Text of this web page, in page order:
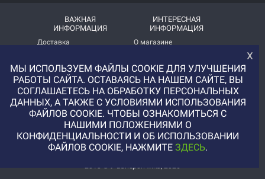
ВАЖНАЯ
ИНФОРМАЦИЯ
Доставка
Помощь
Политика
конфиденциальности
ИНТЕРЕСНАЯ
ИНФОРМАЦИЯ
О магазине
Отзывы о магазине
Услуга печати на фетре
и вопросы АП
+7 (977) 329-12-08
info@uvaleronchika.ru
2013 © У Валерончика, 2026
х
МЫ ИСПОЛЬЗУЕМ ФАЙЛЫ COOKIE ДЛЯ УЛУЧШЕНИЯ
РАБОТЫ САЙТА. ОСТАВАЯСЬ НА НАШЕМ САЙТЕ, ВЫ
СОГЛАШАЕТЕСЬ НА ОБРАБОТКУ ПЕРСОНАЛЬНЫХ
ДАННЫХ, А ТАКЖЕ С УСЛОВИЯМИ ИСПОЛЬЗОВАНИЯ
ФАЙЛОВ COOKIE. ЧТОБЫ ОЗНАКОМИТЬСЯ С
НАШИМИ ПОЛОЖЕНИЯМИ О
КОНФИДЕНЦИАЛЬНОСТИ И ОБ ИСПОЛЬЗОВАНИИ
ФАЙЛОВ COOKIE, НАЖМИТЕЗДЕСЬ.